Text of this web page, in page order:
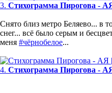
3. Стихограмма Пирогова -
Снято близ метро Беляево... в
снег... всё было серым и
меня #чёрнобелое...
4. Стихограмма Пирогова -